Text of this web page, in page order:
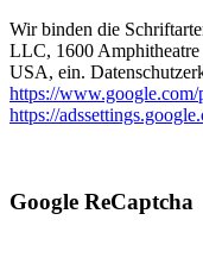
Wir binden die
LLC, 1600
USA, ein.
https://
https://
Google ReCaptcha